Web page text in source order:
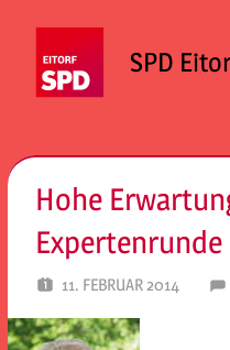
springen
SPD
Hohe
Expertenrunde
11. FEBRUAR 2014